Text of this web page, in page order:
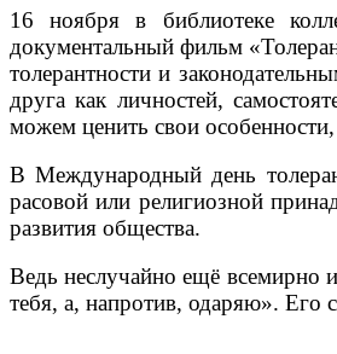
16 ноября в библиотеке
документальный фильм
толерантности и
друга как личностей,
можем ценить свои
В Международный день
расовой или религиозной
развития общества.
Ведь неслучайно ещё всемирно
тебя, а, напротив, одаряю».